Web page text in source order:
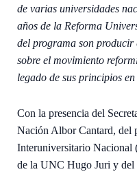
de varias universidades
años de la Reforma
del programa son producir
sobre el movimiento
legado de sus principios
Con la presencia del
Nación Albor Cantard, del
Interuniversitario
de la UNC Hugo Juri y del